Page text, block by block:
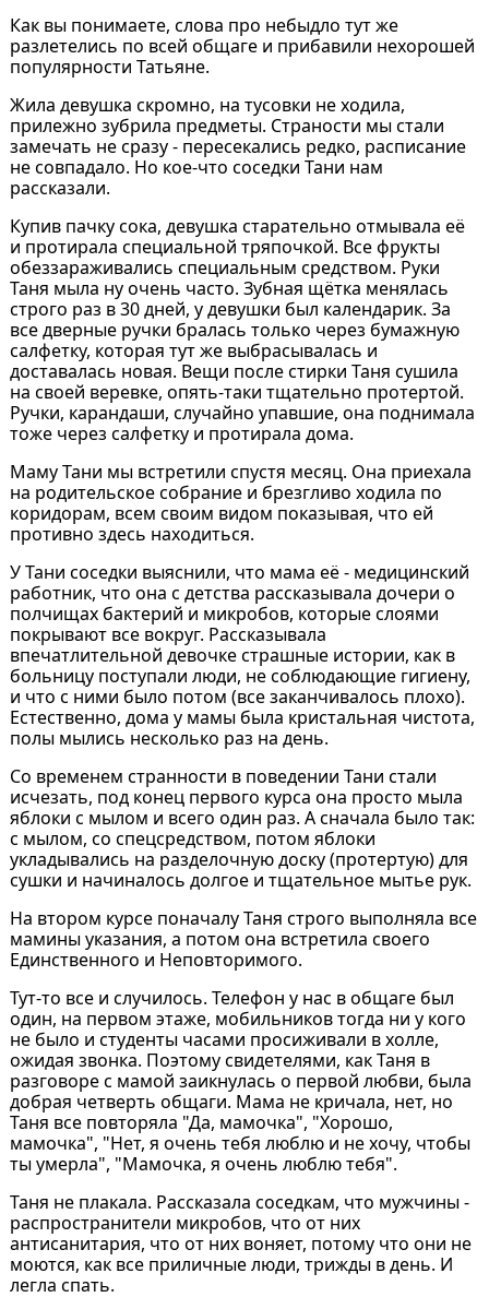
Как вы понимаете, слова про небыдло тут же
разлетелись по всей общаге и прибавили нехорошей
популярности Татьяне.
Жила девушка скромно, на тусовки не ходила,
прилежно зубрила предметы. Страности мы стали
замечать не сразу - пересекались редко, расписание
не совпадало. Но кое-что соседки Тани нам
рассказали.
Купив пачку сока, девушка старательно отмывала её
и протирала специальной тряпочкой. Все фрукты
обеззараживались специальным средством. Руки
Таня мыла ну очень часто. Зубная щётка менялась
строго раз в 30 дней, у девушки был календарик. За
все дверные ручки бралась только через бумажную
салфетку, которая тут же выбрасывалась и
доставалась новая. Вещи после стирки Таня сушила
на своей веревке, опять-таки тщательно протертой.
Ручки, карандаши, случайно упавшие, она поднимала
тоже через салфетку и протирала дома.
Маму Тани мы встретили спустя месяц. Она приехала
на родительское собрание и брезгливо ходила по
коридорам, всем своим видом показывая, что ей
противно здесь находиться.
У Тани соседки выяснили, что мама её - медицинский
работник, что она с детства рассказывала дочери о
полчищах бактерий и микробов, которые слоями
покрывают все вокруг. Рассказывала
впечатлительной девочке страшные истории, как в
больницу поступали люди, не соблюдающие гигиену,
и что с ними было потом (все заканчивалось плохо).
Естественно, дома у мамы была кристальная чистота,
полы мылись несколько раз на день.
Со временем странности в поведении Тани стали
исчезать, под конец первого курса она просто мыла
яблоки с мылом и всего один раз. А сначала было так:
с мылом, со спецсредством, потом яблоки
укладывались на разделочную доску (протертую) для
сушки и начиналось долгое и тщательное мытье рук.
На втором курсе поначалу Таня строго выполняла все
мамины указания, а потом она встретила своего
Единственного и Неповторимого.
Тут-то все и случилось. Телефон у нас в общаге был
один, на первом этаже, мобильников тогда ни у кого
не было и студенты часами просиживали в холле,
ожидая звонка. Поэтому свидетелями, как Таня в
разговоре с мамой заикнулась о первой любви, была
добрая четверть общаги. Мама не кричала, нет, но
Таня все повторяла "Да, мамочка", "Хорошо,
мамочка", "Нет, я очень тебя люблю и не хочу, чтобы
ты умерла", "Мамочка, я очень люблю тебя".
Таня не плакала. Рассказала соседкам, что мужчины -
распространители микробов, что от них
антисанитария, что от них воняет, потому что они не
моются, как все приличные люди, трижды в день. И
легла спать.